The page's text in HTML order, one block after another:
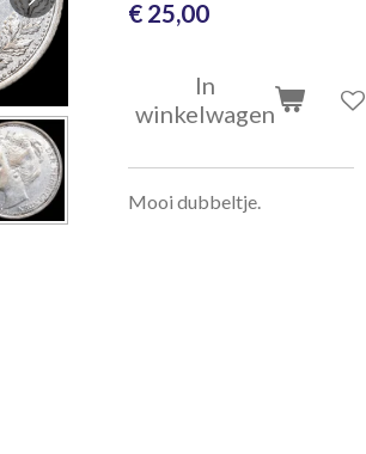
€ 25,00
In
winkelwagen
Mooi dubbeltje.